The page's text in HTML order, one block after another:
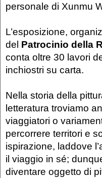
personale di Xunmu
L’esposizione,
del Patrocinio della
conta oltre 30 lavori
inchiostri su carta.
Nella storia della
letteratura troviamo
viaggiatori o
percorrere territori e
ispirazione, laddove
il viaggio in sé;
diventare oggetto di